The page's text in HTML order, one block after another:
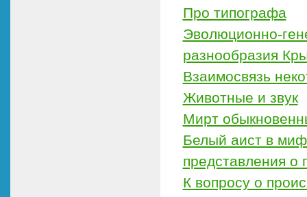
Про типографа
Эволюционно-
разнообразия
Взаимосвязь
Животные и звук
Мирт
Белый аист в
представления о
К вопросу о